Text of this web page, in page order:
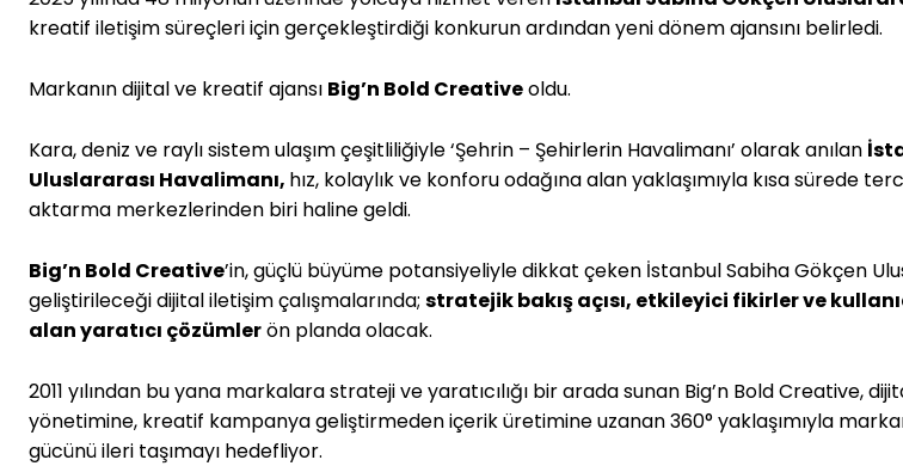
kreatif iletişim süreçleri için gerçekleştirdiği konkurun ardından yeni dönem ajansını belirledi.
Markanın dijital ve kreatif ajansı Big’n Bold Creativeoldu.
Kara, deniz ve raylı sistem ulaşım çeşitliliğiyle ‘Şehrin – Şehirlerin Havalimanı’ olarak anılan
Uluslararası Havalimanı, hız, kolaylık ve konforu odağına alan yaklaşımıyla kısa sürede
aktarma merkezlerinden biri haline geldi.
Big’n Bold Creative’in, güçlü büyüme potansiyeliyle dikkat çeken İstanbul Sabiha Gökçen
geliştirileceği dijital iletişim çalışmalarında; stratejik bakış açısı, etkileyici fikirler ve
alan yaratıcı çözümlerön planda olacak.
2011 yılından bu yana markalara strateji ve yaratıcılığı bir arada sunan Big’n Bold Creative,
yönetimine, kreatif kampanya geliştirmeden içerik üretimine uzanan 360° yaklaşımıyla
gücünü ileri taşımayı hedefliyor.